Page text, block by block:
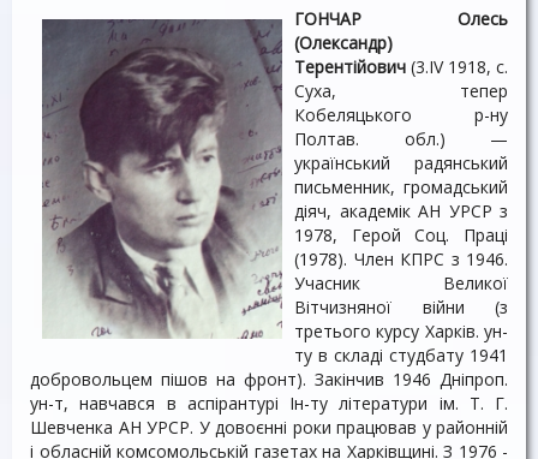
ГОНЧАР Олесь
(Олександр)
Терентійович (3.IV 1918, с.
Суха, тепер
Кобеляцького р-ну
Полтав. обл.) —
український радянський
письменник, громадський
діяч, академік АН УРСР з
1978, Герой Соц. Праці
(1978). Член КПРС з 1946.
Учасник Великої
Вітчизняної війни (з
третього курсу Харків. ун-
ту в складі студбату 1941
добровольцем пішов на фронт). Закінчив 1946 Дніпроп.
ун-т, навчався в аспірантурі Ін-ту літератури ім. Т. Г.
Шевченка АН УРСР. У довоєнні роки працював у районній
і обласній комсомольській газетах на Харківщині. З 1976 -